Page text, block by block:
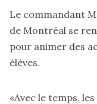
Le commandant
de Montréal se
pour animer des
élèves.
«Avec le temps,